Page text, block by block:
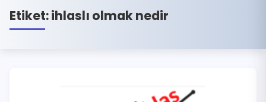
Etiket:ihlaslı olmak nedir